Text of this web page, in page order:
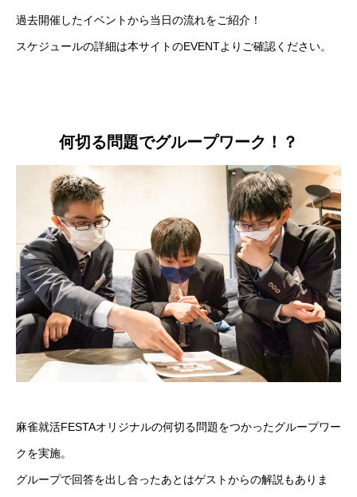
過去開催したイベントから当日の流れをご紹介！
スケジュールの詳細は本サイトのEVENTよりご確認ください。
何切る問題でグループワーク！？
麻雀就活FESTAオリジナルの何切る問題をつかったグループワー
クを実施。
グループで回答を出し合ったあとはゲストからの解説もありま